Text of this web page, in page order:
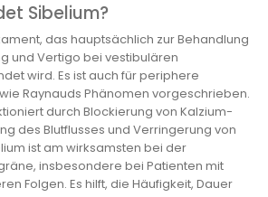
Sibelium?
das hauptsächlich zur Behandlung
und Vertigo bei vestibulären
wird. Es ist auch für periphere
Raynauds Phänomen vorgeschrieben.
durch Blockierung von Kalzium-
des Blutflusses und Verringerung von
ist am wirksamsten bei der
insbesondere bei Patienten mit
Folgen. Es hilft, die Häufigkeit, Dauer